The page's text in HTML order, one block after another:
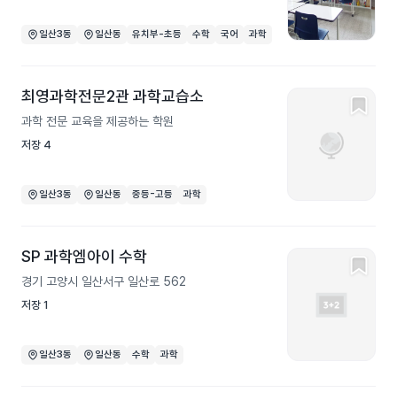
일산3동 일산동 유치부-초등 수학 국어 과학
최영과학전문2관 과학교습소
과학 전문 교육을 제공하는 학원
저장 4
일산3동 일산동 중등-고등 과학
SP 과학엠아이 수학
경기 고양시 일산서구 일산로 562
저장 1
일산3동 일산동 수학 과학